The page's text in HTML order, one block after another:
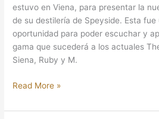
estuvo en Viena, para presentar la
de su destilería de Speyside. Esta fue
oportunidad para poder escuchar y
gama que sucederá a los actuales
Siena, Ruby y M.
Read More »